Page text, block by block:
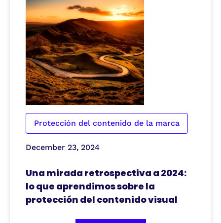
Protección del contenido de la marca
December 23, 2024
Una mirada retrospectiva a 2024:
lo que aprendimos sobre la
protección del contenido visual